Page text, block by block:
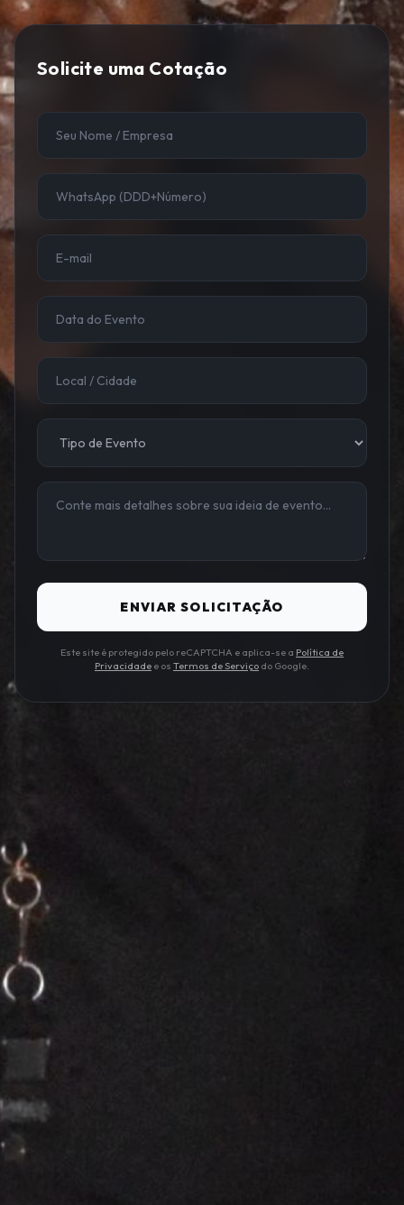
Solicite uma Cotação
ENVIAR SOLICITAÇÃO
Este site é protegido pelo reCAPTCHA e aplica-se a Política de
Privacidade e os Termos de Serviço do Google.